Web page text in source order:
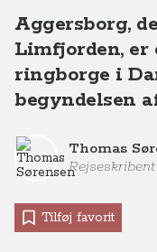
Aggersborg,
Limfjorden, er
ringborge i
begyndelsen
Thomas
Rejseskribent
Tilføj favorit